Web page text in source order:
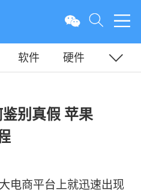
软件
硬件
别真假 苹果
电商平台上就迅速出现